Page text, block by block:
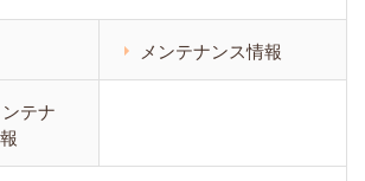
メンテナンス情報
テナ